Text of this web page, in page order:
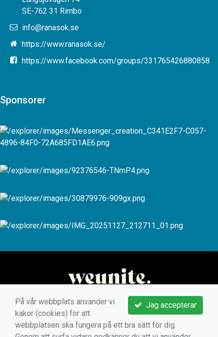
SE-762 31 Rimbo
info@ranasok.se
https://www.ranasok.se/
https://www.facebook.com/groups/331765426880858
Sponsorer
Jag accepterar
På vår webbplats använder vi
kakor (cookies) för att
webbplatsen ska fungera på ett bra sätt för dig.